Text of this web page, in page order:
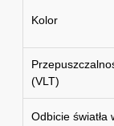
Kolor
(VLT)
Odbicie światła